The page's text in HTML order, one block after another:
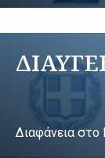
Διαφάνεια στο